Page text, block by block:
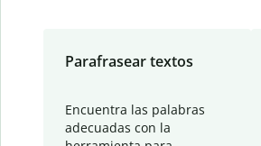
Parafrasear textos
Encuentra las palabras
adecuadas con la